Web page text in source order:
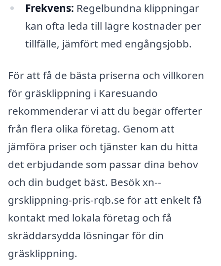
Frekvens: Regelbundna klippningar
kan ofta leda till lägre kostnader per
tillfälle, jämfört med engångsjobb.
För att få de bästa priserna och villkoren
för gräsklippning i Karesuando
rekommenderar vi att du begär offerter
från flera olika företag. Genom att
jämföra priser och tjänster kan du hitta
det erbjudande som passar dina behov
och din budget bäst. Besök xn--
grsklippning-pris-rqb.se för att enkelt få
kontakt med lokala företag och få
skräddarsydda lösningar för din
gräsklippning.